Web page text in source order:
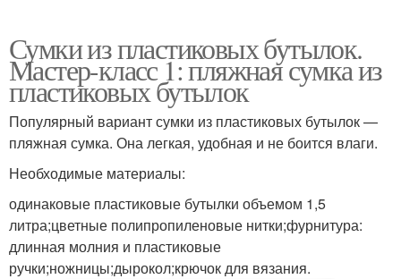
Сумки из пластиковых бутылок.
Мастер-класс 1: пляжная сумка из
пластиковых бутылок
Популярный вариант сумки из пластиковых бутылок —
пляжная сумка. Она легкая, удобная и не боится влаги.
Необходимые материалы:
одинаковые пластиковые бутылки объемом 1,5
литра;цветные полипропиленовые нитки;фурнитура:
длинная молния и пластиковые
ручки;ножницы;дырокол;крючок для вязания.